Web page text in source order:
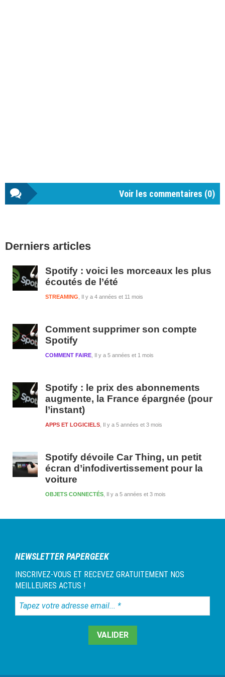
Voir les commentaires (0)
latérale
Derniers articles
Spotify : voici les morceaux les plus
écoutés de l’été
Il y a 4 années et 11 mois
STREAMING
Comment supprimer son compte
Spotify
Il y a 5 années et 1 mois
COMMENT FAIRE
Spotify : le prix des abonnements
augmente, la France épargnée (pour
l’instant)
Il y a 5 années et 3 mois
APPS ET LOGICIELS
Spotify dévoile Car Thing, un petit
écran d’infodivertissement pour la
voiture
Il y a 5 années et 3 mois
OBJETS CONNECTÉS
NEWSLETTER PAPERGEEK
INSCRIVEZ-VOUS ET RECEVEZ GRATUITEMENT NOS
MEILLEURES ACTUS !
Tapez
votre